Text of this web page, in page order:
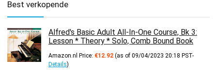
Best verkopende
Alfred's Basic Adult All-In-One Course, Bk 3:
Lesson * Theory * Solo, Comb Bound Book
Amazon.nl Price: €12.92 (as of 09/04/2023 20:18 PST-
Details)